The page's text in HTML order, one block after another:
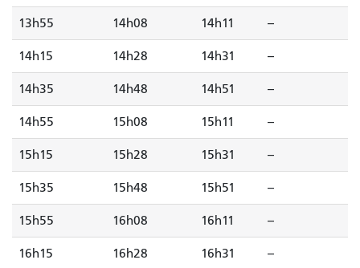
13h55 14h08 14h11 --
14h15 14h28 14h31 --
14h35 14h48 14h51 --
14h55 15h08 15h11 --
15h15 15h28 15h31 --
15h35 15h48 15h51 --
15h55 16h08 16h11 --
16h15 16h28 16h31 --